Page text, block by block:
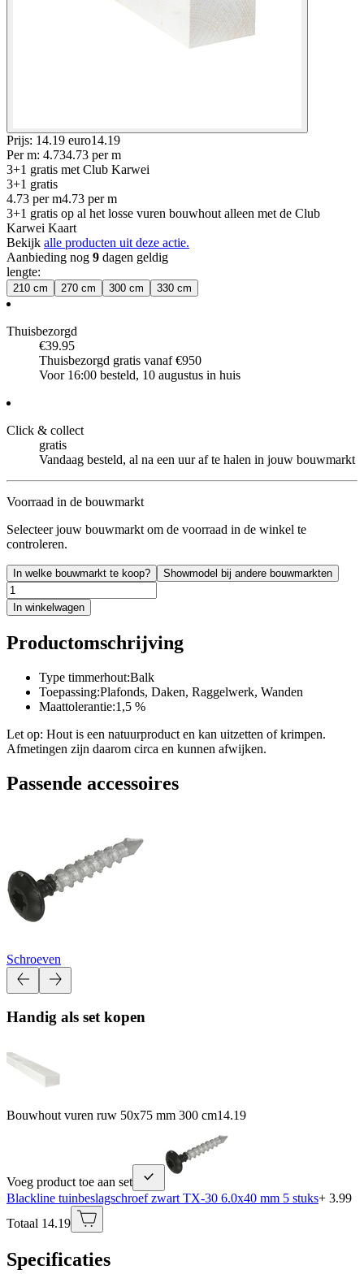
Prijs: 14.19 euro14.19
Per m: 4.734.73 per m
3+1 gratis met Club Karwei
3+1 gratis
4.73 per m4.73 per m
3+1 gratis op al het losse vuren bouwhout alleen met de Club
Karwei Kaart
Bekijk alle producten uit deze actie.
Aanbieding nog 9 dagen geldig
lengte:
210 cm 270 cm 300 cm 330 cm
Thuisbezorgd
€39.95
Thuisbezorgd gratis vanaf €950
Voor 16:00 besteld, 10 augustus in huis
Click & collect
gratis
Vandaag besteld, al na een uur af te halen in jouw bouwmarkt
Voorraad in de bouwmarkt
Selecteer jouw bouwmarkt om de voorraad in de winkel te
controleren.
In welke bouwmarkt te koop? Showmodel bij andere bouwmarkten
In winkelwagen
Productomschrijving
Type timmerhout:Balk
Toepassing:Plafonds, Daken, Raggelwerk, Wanden
Maattolerantie:1,5 %
Let op: Hout is een natuurproduct en kan uitzetten of krimpen.
Afmetingen zijn daarom circa en kunnen afwijken.
Passende accessoires
Schroeven
Handig als set kopen
Bouwhout vuren ruw 50x75 mm 300 cm14.19
Voeg product toe aan set
Blackline tuinbeslagschroef zwart TX-30 6.0x40 mm 5 stuks+ 3.99
Totaal 14.19
Specificaties